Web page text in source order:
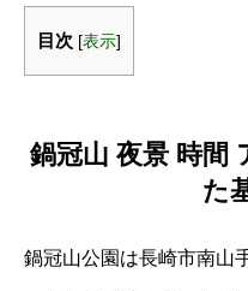
目次 [表示]
鍋冠山 夜景 時間
た
鍋冠山公園は長崎市南山